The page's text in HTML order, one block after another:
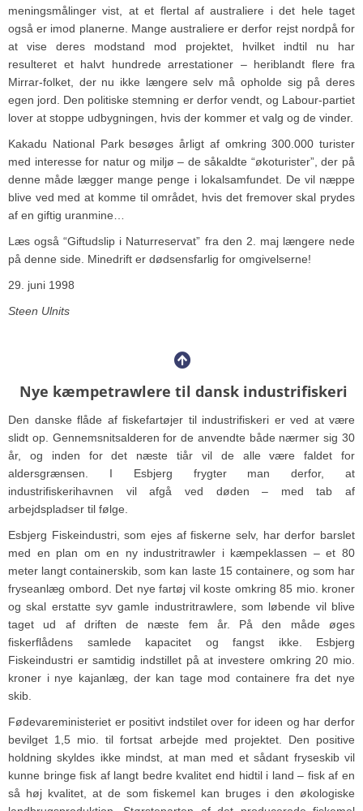
meningsmålinger vist, at et flertal af australiere i det hele taget
også er imod planerne. Mange australiere er derfor rejst nordpå for
at vise deres modstand mod projektet, hvilket indtil nu har
resulteret et halvt hundrede arrestationer – heriblandt flere fra
Mirrar-folket, der nu ikke længere selv må opholde sig på deres
egen jord. Den politiske stemning er derfor vendt, og Labour-partiet
lover at stoppe udbygningen, hvis der kommer et valg og de vinder.
Kakadu National Park besøges årligt af omkring 300.000 turister
med interesse for natur og miljø – de såkaldte “økoturister”, der på
denne måde lægger mange penge i lokalsamfundet. De vil næppe
blive ved med at komme til området, hvis det fremover skal prydes
af en giftig uranmine…
Læs også “Giftudslip i Naturreservat” fra den 2. maj længere nede
på denne side. Minedrift er dødsensfarlig for omgivelserne!
29. juni 1998
Steen Ulnits
Nye kæmpetrawlere til dansk industrifiskeri
Den danske flåde af fiskefartøjer til industrifiskeri er ved at være
slidt op. Gennemsnitsalderen for de anvendte både nærmer sig 30
år, og inden for det næste tiår vil de alle være faldet for
aldersgrænsen. I Esbjerg frygter man derfor, at
industrifiskerihavnen vil afgå ved døden – med tab af
arbejdspladser til følge.
Esbjerg Fiskeindustri, som ejes af fiskerne selv, har derfor barslet
med en plan om en ny industritrawler i kæmpeklassen – et 80
meter langt containerskib, som kan laste 15 containere, og som har
fryseanlæg ombord. Det nye fartøj vil koste omkring 85 mio. kroner
og skal erstatte syv gamle industritrawlere, som løbende vil blive
taget ud af driften de næste fem år. På den måde øges
fiskerflådens samlede kapacitet og fangst ikke. Esbjerg
Fiskeindustri er samtidig indstillet på at investere omkring 20 mio.
kroner i nye kajanlæg, der kan tage mod containere fra det nye
skib.
Fødevareministeriet er positivt indstilet over for ideen og har derfor
bevilget 1,5 mio. til fortsat arbejde med projektet. Den positive
holdning skyldes ikke mindst, at man med et sådant fryseskib vil
kunne bringe fisk af langt bedre kvalitet end hidtil i land – fisk af en
så høj kvalitet, at de som fiskemel kan bruges i den økologiske